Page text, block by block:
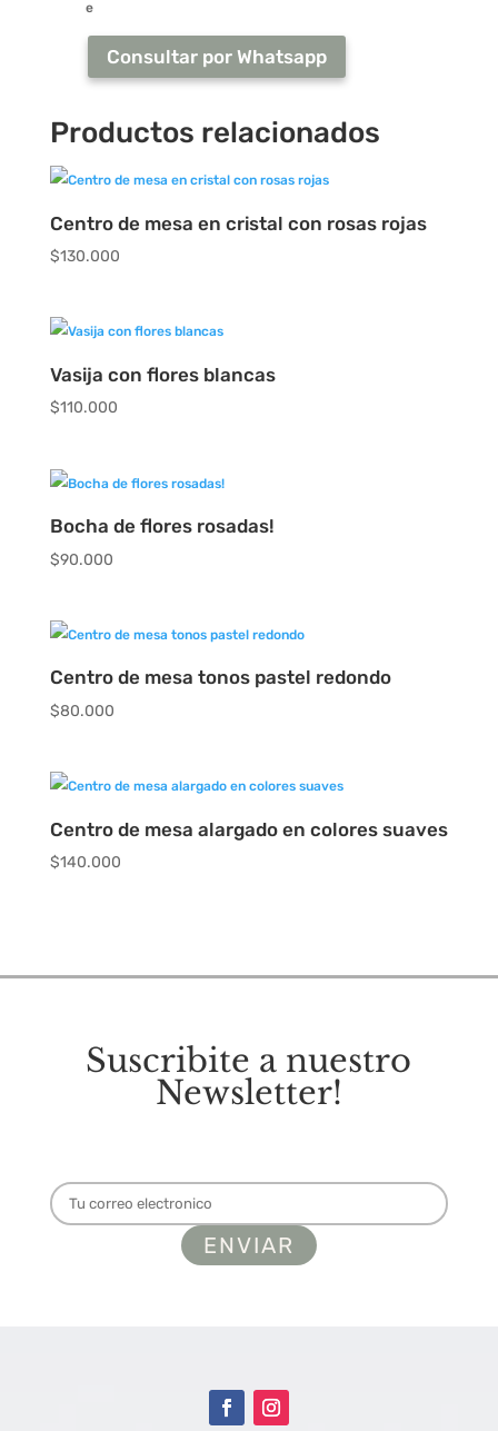
y
flores
de
colores
cantidad
Consultar por Whatsapp
Productos relacionados
Centro de mesa en cristal con rosas rojas
$130.000
Vasija con flores blancas
$110.000
Bocha de flores rosadas!
$90.000
Centro de mesa tonos pastel redondo
$80.000
Centro de mesa alargado en colores suaves
$140.000
Suscribite a nuestro
Newsletter!